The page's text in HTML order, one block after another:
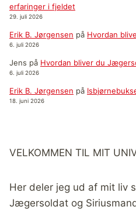
erfaringer i fjeldet
29. juli 2026
Erik B. Jørgensen på Hvordan
6. juli 2026
Jens på Hvordan bliver du
6. juli 2026
Erik B. Jørgensen på
18. juni 2026
VELKOMMEN TIL MIT
Her deler jeg ud af mit liv
Jægersoldat og